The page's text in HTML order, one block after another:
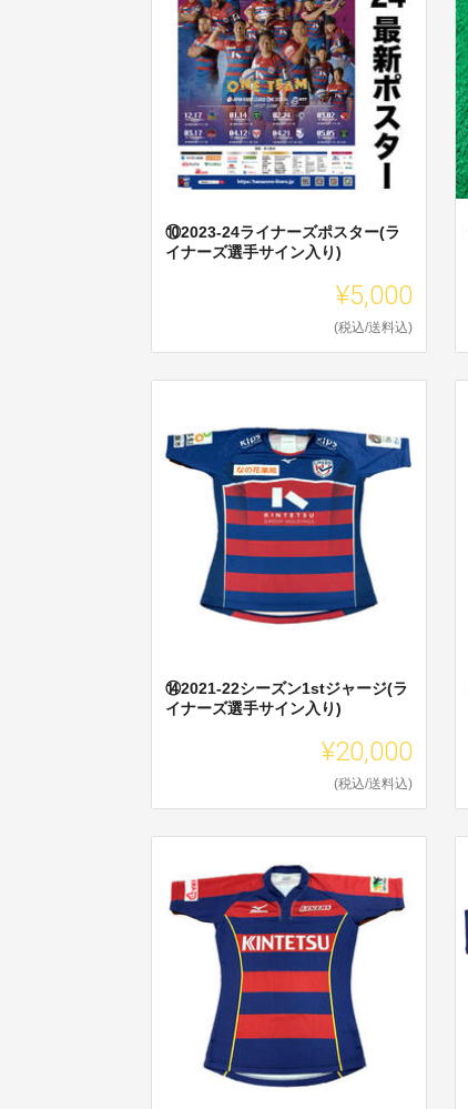
⑩2023-24ライナーズポスター(ラ
イナーズ選手サイン入り)
¥5,000
(税込/送料込)
⑭2021-22シーズン1stジャージ(ラ
イナーズ選手サイン入り)
¥20,000
(税込/送料込)